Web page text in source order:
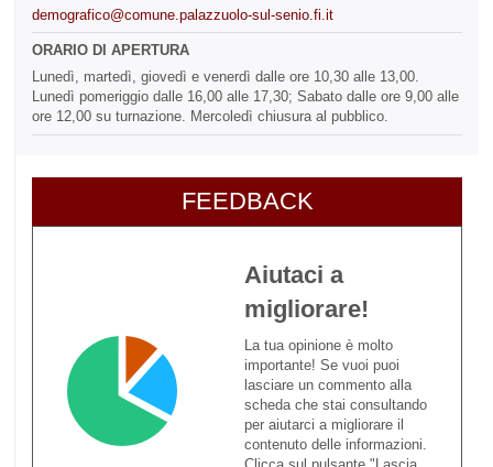
demografico@comune.palazzuolo-sul-senio.fi.it
ORARIO DI APERTURA
Lunedì, martedì, giovedì e venerdì dalle ore 10,30 alle 13,00.
Lunedì pomeriggio dalle 16,00 alle 17,30; Sabato dalle ore 9,00 alle
ore 12,00 su turnazione. Mercoledì chiusura al pubblico.
FEEDBACK
Aiutaci a
migliorare!
La tua opinione è molto
importante! Se vuoi puoi
lasciare un commento alla
scheda che stai consultando
per aiutarci a migliorare il
contenuto delle informazioni.